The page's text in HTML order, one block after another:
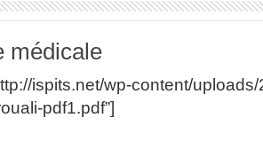
médicale
ispits.net/wp-content/
pdf1.pdf”]